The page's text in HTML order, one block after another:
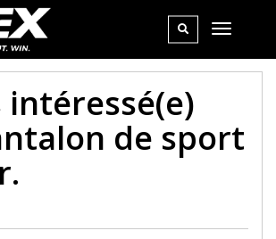
intéressé(e)
de sport